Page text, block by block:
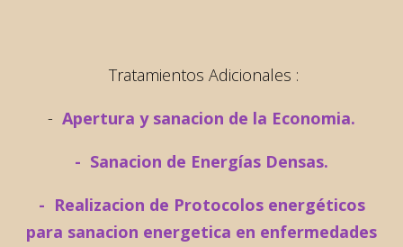
Tratamientos Adicionales :
- Apertura y sanacion de la Economia.
- Sanacion de Energías Densas.
- Realizacion de Protocolos energéticos
para sanacion energetica en enfermedades